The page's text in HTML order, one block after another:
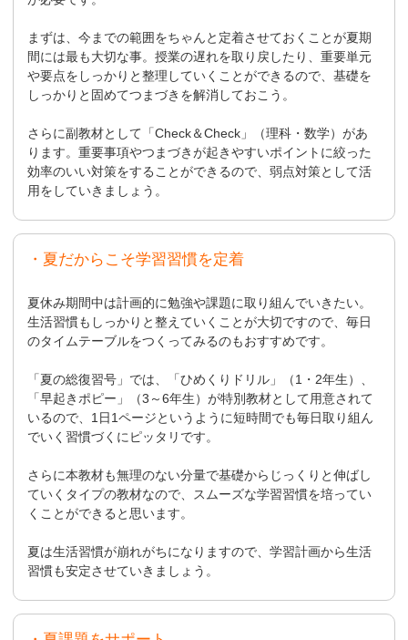
まずは、今までの範囲をちゃんと定着させておくことが夏期
間には最も大切な事。授業の遅れを取り戻したり、重要単元
や要点をしっかりと整理していくことができるので、基礎を
しっかりと固めてつまづきを解消しておこう。
さらに副教材として「Check＆Check」（理科・数学）があ
ります。重要事項やつまづきが起きやすいポイントに絞った
効率のいい対策をすることができるので、弱点対策として活
用をしていきましょう。
・夏だからこそ学習習慣を定着
夏休み期間中は計画的に勉強や課題に取り組んでいきたい。
生活習慣もしっかりと整えていくことが大切ですので、毎日
のタイムテーブルをつくってみるのもおすすめです。
「夏の総復習号」では、「ひめくりドリル」（1・2年生）、
「早起きポピー」（3～6年生）が特別教材として用意されて
いるので、1日1ページというように短時間でも毎日取り組ん
でいく習慣づくにピッタリです。
さらに本教材も無理のない分量で基礎からじっくりと伸ばし
ていくタイプの教材なので、スムーズな学習習慣を培ってい
くことができると思います。
夏は生活習慣が崩れがちになりますので、学習計画から生活
習慣も安定させていきましょう。